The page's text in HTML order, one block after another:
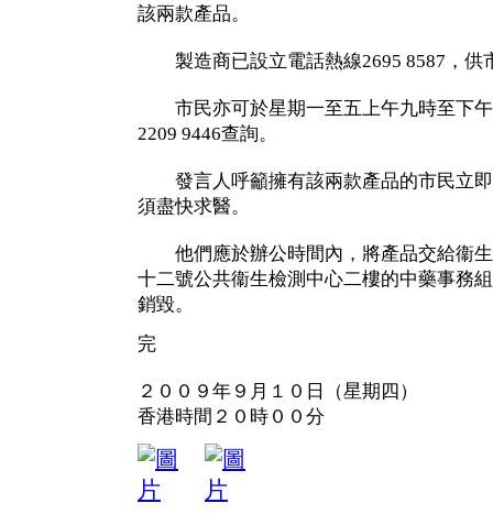
該兩款產品。
製造商已設立電話熱線2695 8587，供
市民亦可於星期一至五上午九時至下午
2209 9446查詢。
發言人呼籲擁有該兩款產品的市民立即
須盡快求醫。
他們應於辦公時間內，將產品交給衞生
十二號公共衞生檢測中心二樓的中藥事務
銷毀。
完
２００９年９月１０日（星期四）
香港時間２０時００分